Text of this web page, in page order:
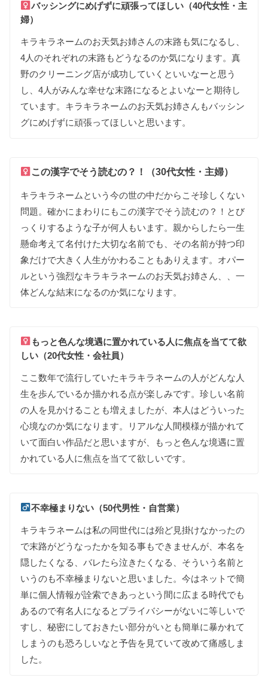
バッシングにめげずに頑張ってほしい（40代女性・主
婦）
キラキラネームのお天気お姉さんの末路も気になるし 、
4人のそれぞれの末路も どう なるのか気になります。真
野のクリーニング店が成功していくと いいなーと思う
し 、4人がみんな幸せな末路になると よいなーと期待し
ています。 キラキラネームのお天気お姉さんもバッシン
グにめげずに頑張ってほしいと思います。
この漢字でそう読むの？ ！（30代女性・主婦）
キラキラネームという今の世の中だからこそ珍しくない
問題 。確かに まわりにもこの漢字でそう読むの ？ ！ とび
っくりする ような子が何人もいます。 親から したら一生
懸命考えて名付けた大切な名前でも その名前が持つ印
象だけで大きく 人生がかわる こともあり えます。 オパー
ルという強烈なキラキラネームのお天気お姉さん 、一
体どんな結末になるのか気になります。
もっと色んな境遇に置かれている 人に焦点を当てて欲
しい（20代女性・会社員）
ここ数年で流行していたキラキラネームの人がどんな 人
生を歩んでいるか描かれる 点が楽しみです。珍しい名前
の人を 見かける ことも増えましたが 、本人はどう いった
心境なのか気になります。 リアルな 人間模様が描かれて
いて面白い作品だと 思いますが もっと色んな境遇に置
かれている 人に焦点を当てて欲しいです。
不幸極まりない（50代男性・自営業）
キラキラネームは私の同世代には殆ど見掛けなかったの
で末路がどう なったかを知る事もできませんが 、本名を
隠したく なる 、バレたら泣きたく なる そういう名前と
いうのも不幸極まりないと 思いました 。今はネットで簡
単に個人情報が詮索でき あっという間に広まる時代でも
あるので有名人になると プライバシーがないに等しいで
すし
、秘密に しておきたい部分がいとも簡単に暴かれて
しまうのも恐ろしいなと予告を 見ていて改めて痛感しま
した 。